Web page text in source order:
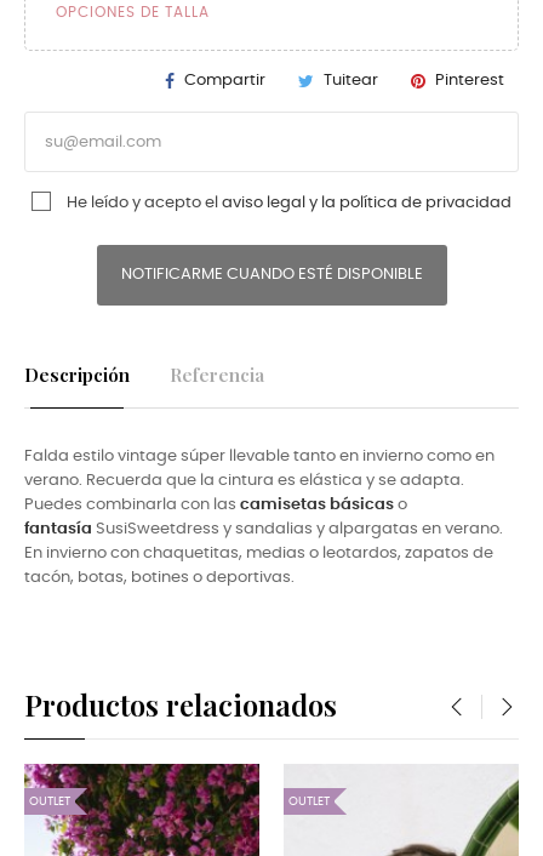
OPCIONES DE TALLA
Compartir Tuitear Pinterest
He leído y acepto el aviso legal y la política de privacidad
NOTIFICARME CUANDO ESTÉ DISPONIBLE
Descripción Referencia
Falda estilo vintage súper llevable tanto en invierno como en
verano. Recuerda que la cintura es elástica y se adapta.
Puedes combinarla con las camisetas básicas o
fantasía SusiSweetdress y sandalias y alpargatas en verano.
En invierno con chaquetitas, medias o leotardos, zapatos de
tacón, botas, botines o deportivas.
Productos relacionados
OUTLET OUTLET